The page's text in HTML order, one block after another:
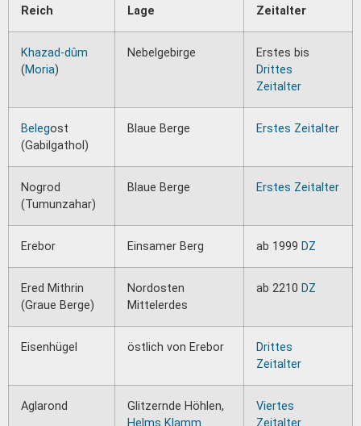
Reich Lage Zeitalter
Khazad-dûm
(Moria)
Nebelgebirge
Erstes bis
Drittes
Zeitalter
Belegost
(Gabilgathol)
Blaue Berge Erstes Zeitalter
Nogrod
(Tumunzahar)
Blaue Berge Erstes Zeitalter
Erebor Einsamer Berg ab 1999 DZ
Ered Mithrin
(Graue Berge)
Nordosten
Mittelerdes
ab 2210 DZ
Eisenhügel östlich von Erebor
Drittes
Zeitalter
Aglarond
Glitzernde Höhlen,
Helms Klamm
Viertes
Zeitalter